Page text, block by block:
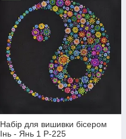
Набір для вишивки бісером
Інь - Янь 1 Р-225